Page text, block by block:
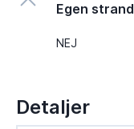
Egen strand
NEJ
Detaljer